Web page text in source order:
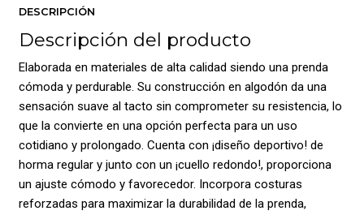
DESCRIPCIÓN
Descripción del producto
Elaborada en materiales de alta calidad siendo una prenda
cómoda y perdurable. Su construcción en algodón da una
sensación suave al tacto sin comprometer su resistencia, lo
que la convierte en una opción perfecta para un uso
cotidiano y prolongado. Cuenta con ¡diseño deportivo! de
horma regular y junto con un ¡cuello redondo!, proporciona
un ajuste cómodo y favorecedor. Incorpora costuras
reforzadas para maximizar la durabilidad de la prenda,